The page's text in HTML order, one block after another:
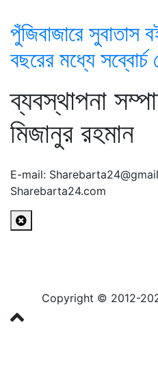
পুঁজিবাজারে
বছরের মধ্যে সব্বোর্চ
ব্যবস্থাপনা
মিজানুর রহমান
E-mail:
Sharebarta24.com
Copyright © 2012-